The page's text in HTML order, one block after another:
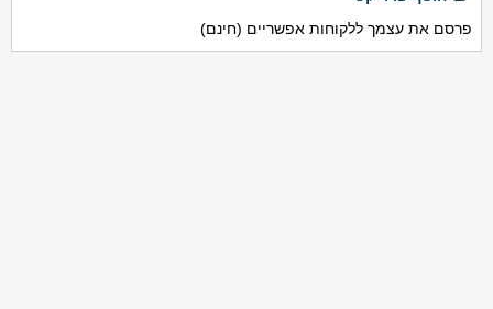
פרסם את עצמך ללקוחות אפשריים (חינם)